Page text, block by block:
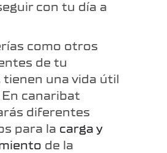
con tu día a
como otros
de tu
tienen una vida útil
En canaribat
diferentes
para la carga y
de la